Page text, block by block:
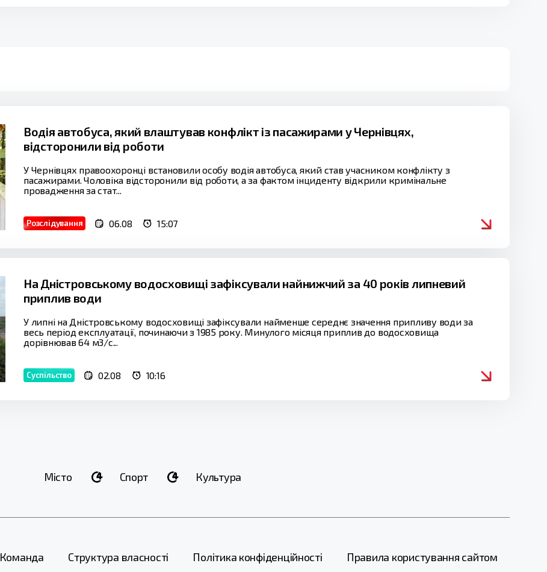
Водія автобуса, який влаштував конфлікт із пасажирами у Чернівцях,
відсторонили від роботи
У Чернівцях правоохоронці встановили особу водія автобуса, який став учасником конфлікту з
пасажирами. Чоловіка відсторонили від роботи, а за фактом інциденту відкрили кримінальне
провадження за стат...
Розслідування 06.08 15:07
На Дністровському водосховищі зафіксували найнижчий за 40 років липневий
приплив води
У липні на Дністровському водосховищі зафіксували найменше середнє значення припливу води за
весь період експлуатації, починаючи з 1985 року. Минулого місяця приплив до водосховища
дорівнював 64 м3/с...
Суспільство 02.08 10:16
Місто Спорт Культура
Команда Структура власності Політика конфіденційності Правила користування сайтом